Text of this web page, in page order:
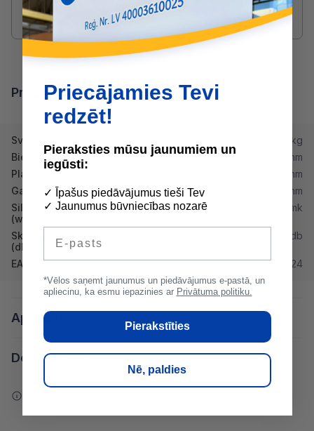
maris@buvserviss.lv
Produkta īpašības
Svars
17.5 kg
Biezums
12.5 mm
Platums
800 mm
Garums
1200 mm
Siltumvadītspēja λd
(w/mk)
0,17 w/mk
Skaņas izolācija
(db)
36 db
EAN 2000000035824
Apraksts
Dokumentācija
Priecājamies Tevi
redzēt!
Pieraksties mūsu jaunumiem un
iegūsti:
✓ Īpašus piedāvājumus tieši Tev
✓ Jaunumus būvniecības nozarē
*Vēlos saņemt jaunumus un piedāvājumus e-pastā, un
apliecinu, ka esmu iepazinies ar Privātuma politiku.
Pierakstīties
Nē, paldies